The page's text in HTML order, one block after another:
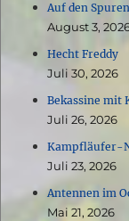
Auf den
August 3,
Hecht Freddy
Juli 30, 2026
Bekassine mit
Juli 26, 2026
Kampfläufer-
Juli 23, 2026
Antennen im
Mai 21, 2026